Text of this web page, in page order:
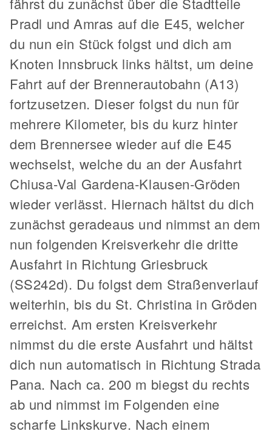
Pradl und Amras auf die E45, welcher
du nun ein Stück folgst und dich am
Knoten Innsbruck links hältst, um deine
Fahrt auf der Brennerautobahn (A13)
fortzusetzen. Dieser folgst du nun für
mehrere Kilometer, bis du kurz hinter
dem Brennersee wieder auf die E45
wechselst, welche du an der Ausfahrt
Chiusa-Val Gardena-Klausen-Gröden
wieder verlässt. Hiernach hältst du dich
zunächst geradeaus und nimmst an dem
nun folgenden Kreisverkehr die dritte
Ausfahrt in Richtung Griesbruck
(SS242d). Du folgst dem Straßenverlauf
weiterhin, bis du St. Christina in Gröden
erreichst. Am ersten Kreisverkehr
nimmst du die erste Ausfahrt und hältst
dich nun automatisch in Richtung Strada
Pana. Nach ca. 200 m biegst du rechts
ab und nimmst im Folgenden eine
scharfe Linkskurve. Nach einem